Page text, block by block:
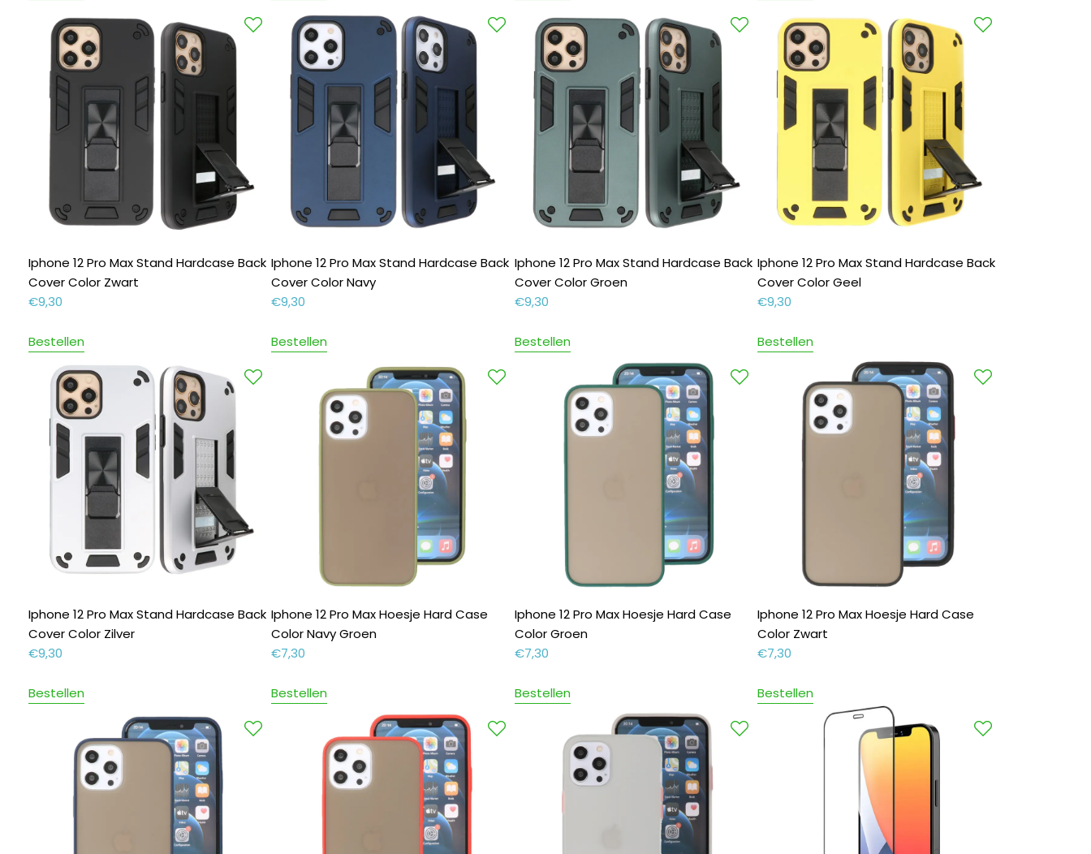
Iphone 12 Pro Max Stand Hardcase Back
Cover Color Zwart
€9,30
Bestellen
Iphone 12 Pro Max Stand Hardcase Back
Cover Color Navy
€9,30
Bestellen
Iphone 12 Pro Max Stand Hardcase Back
Cover Color Groen
€9,30
Bestellen
Iphone 12 Pro Max Stand Hardcase Back
Cover Color Geel
€9,30
Bestellen
Iphone 12 Pro Max Stand Hardcase Back
Cover Color Zilver
€9,30
Bestellen
Iphone 12 Pro Max Hoesje Hard Case
Color Navy Groen
€7,30
Bestellen
Iphone 12 Pro Max Hoesje Hard Case
Color Groen
€7,30
Bestellen
Iphone 12 Pro Max Hoesje Hard Case
Color Zwart
€7,30
Bestellen